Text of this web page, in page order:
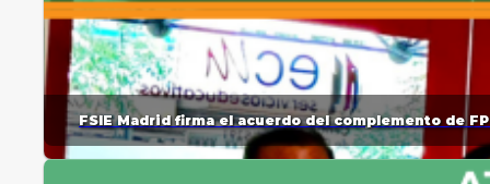
FSIE Madrid firma el acuerdo del complemento de